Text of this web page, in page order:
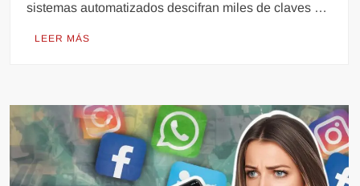
sistemas automatizados descifran miles de claves …
LEER MÁS